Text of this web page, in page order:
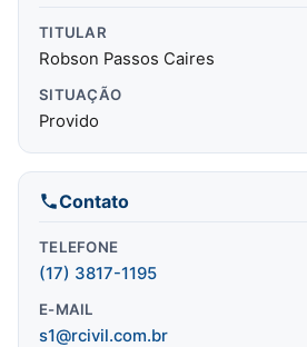
TITULAR
Robson Passos Caires
SITUAÇÃO
Provido
Contato
TELEFONE
(17) 3817-1195
E-MAIL
s1@rcivil.com.br